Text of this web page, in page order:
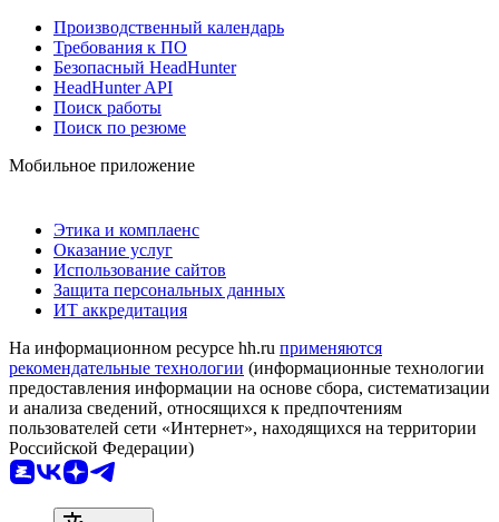
Производственный календарь
Требования к ПО
Безопасный HeadHunter
HeadHunter API
Поиск работы
Поиск по резюме
Мобильное приложение
Этика и комплаенс
Оказание услуг
Использование сайтов
Защита персональных данных
ИТ аккредитация
На информационном ресурсе hh.ru применяются
рекомендательные технологии (информационные технологии
предоставления информации на основе сбора, систематизации
и анализа сведений, относящихся к предпочтениям
пользователей сети «Интернет», находящихся на территории
Российской Федерации)